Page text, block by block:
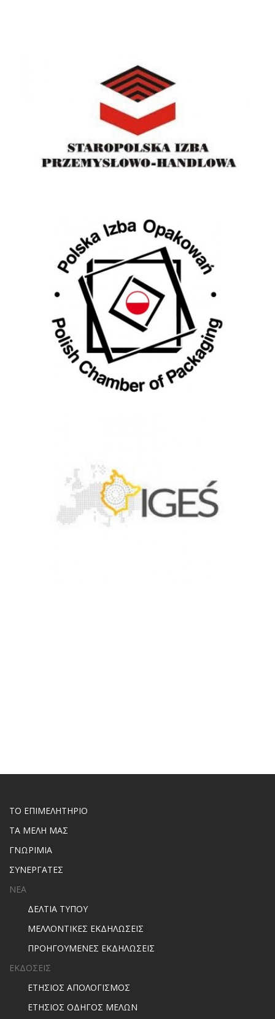
Polish Chamber of Packaging
ΤΟ ΕΠΙΜΕΛΗΤΗΡΙΟ
ΤΑ ΜΕΛΗ ΜΑΣ
ΓΝΩΡΙΜΙΑ
ΣΥΝΕΡΓΑΤΕΣ
ΝΕΑ
ΔΕΛΤΙΑ ΤΥΠΟΥ
ΜΕΛΛΟΝΤΙΚΕΣ ΕΚΔΗΛΩΣΕΙΣ
ΠΡΟΗΓΟΥΜΕΝΕΣ ΕΚΔΗΛΩΣΕΙΣ
ΕΚΔΟΣΕΙΣ
ΕΤΗΣΙΟΣ ΑΠΟΛΟΓΙΣΜΟΣ
ΕΤΗΣΙΟΣ ΟΔΗΓΟΣ ΜΕΛΩΝ